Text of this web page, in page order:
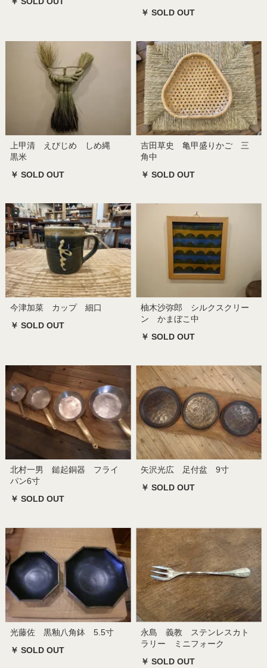
￥ SOLD OUT
上甲清 えびじめ しめ縄
黒米
￥ SOLD OUT
吉田草史 亀甲盛りかご 三
角中
￥ SOLD OUT
今津加菜 カップ 細口
￥ SOLD OUT
柚木沙弥郎 シルクスクリー
ン かまぼこ中
￥ SOLD OUT
北村一男 鎚起銅器 フライ
パン6寸
￥ SOLD OUT
矢沢光広 足付盆 9寸
￥ SOLD OUT
光藤佐 黒釉八角鉢 5.5寸
￥ SOLD OUT
永島 義教 ステンレスカト
ラリー ミニフォーク
￥ SOLD OUT